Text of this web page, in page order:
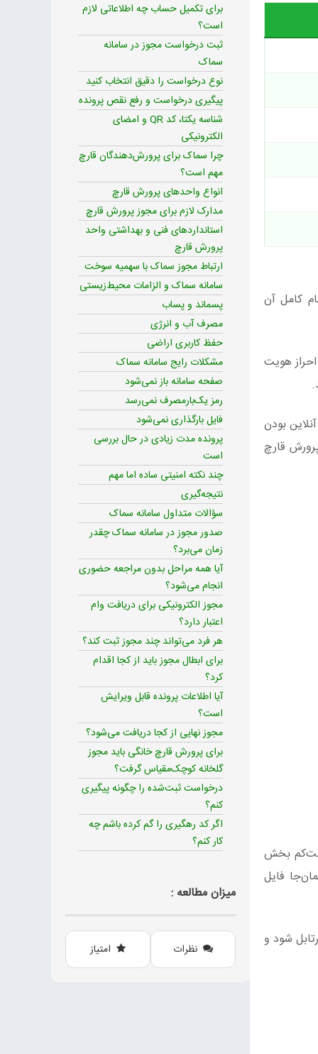
کامل آن
احراز هویت
بودن
قارچ
دست‌کم بخش
فایل
شود و
برای تکمیل حساب چه اطلاعاتی لازم
است؟
ثبت درخواست مجوز در سامانه
سماک
نوع درخواست را دقیق انتخاب کنید
پیگیری درخواست و رفع نقص پرونده
شناسه یکتا، کد QR و امضای
الکترونیکی
چرا سماک برای پرورش‌دهندگان قارچ
مهم است؟
انواع واحدهای پرورش قارچ
مدارک لازم برای مجوز پرورش قارچ
استانداردهای فنی و بهداشتی واحد
پرورش قارچ
ارتباط مجوز سماک با سهمیه سوخت
سامانه سماک و الزامات محیط‌زیستی
پسماند و پساب
مصرف آب و انرژی
حفظ کاربری اراضی
مشکلات رایج سامانه سماک
صفحه سامانه باز نمی‌شود
رمز یک‌بارمصرف نمی‌رسد
فایل بارگذاری نمی‌شود
پرونده مدت زیادی در حال بررسی
است
چند نکته امنیتی ساده اما مهم
نتیجه‌گیری
سؤالات متداول سامانه سماک
صدور مجوز در سامانه سماک چقدر
زمان می‌برد؟
آیا همه مراحل بدون مراجعه حضوری
انجام می‌شود؟
مجوز الکترونیکی برای دریافت وام
اعتبار دارد؟
هر فرد می‌تواند چند مجوز ثبت کند؟
برای ابطال مجوز باید از کجا اقدام
کرد؟
آیا اطلاعات پرونده قابل ویرایش
است؟
مجوز نهایی از کجا دریافت می‌شود؟
برای پرورش قارچ خانگی باید مجوز
گلخانه کوچک‌مقیاس گرفت؟
درخواست ثبت‌شده را چگونه پیگیری
کنم؟
اگر کد رهگیری را گم کرده باشم چه
کار کنم؟
میزان مطالعه :
نظرات امتیاز